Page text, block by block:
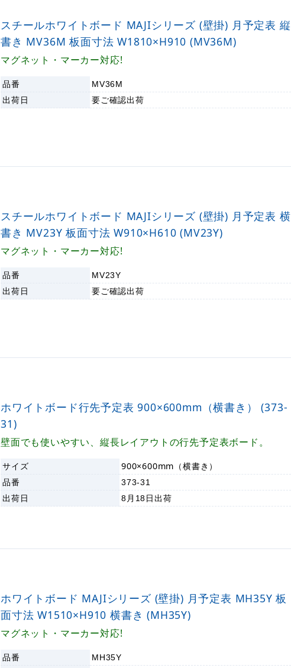
スチールホワイトボード MAJIシリーズ (壁掛) 月予定表 縦
書き MV36M 板面寸法 W1810×H910 (MV36M)
マグネット・マーカー対応!
品番 MV36M
出荷日 要ご確認出荷
スチールホワイトボード MAJIシリーズ (壁掛) 月予定表 横
書き MV23Y 板面寸法 W910×H610 (MV23Y)
マグネット・マーカー対応!
品番 MV23Y
出荷日 要ご確認出荷
ホワイトボード行先予定表 900×600mm（横書き） (373-
31)
壁面でも使いやすい、縦長レイアウトの行先予定表ボード。
サイズ
900×600mm（横書き）
品番
373-31
出荷日 8月18日出荷
ホワイトボード MAJIシリーズ (壁掛) 月予定表 MH35Y 板
面寸法 W1510×H910 横書き (MH35Y)
マグネット・マーカー対応!
品番 MH35Y